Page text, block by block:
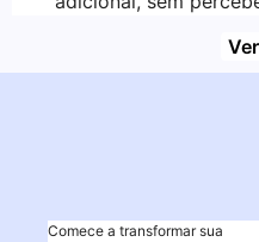
Comece a transformar sua